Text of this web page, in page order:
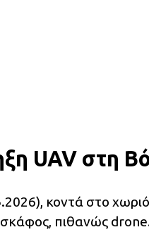
UAV στη
κοντά στο
πιθανώς drone.